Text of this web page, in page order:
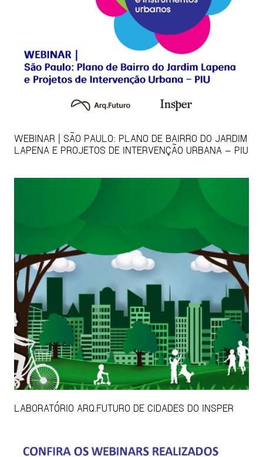
WEBINAR | SÃO PAULO: PLANO DE BAIRRO DO JARDIM
LAPENA E PROJETOS DE INTERVENÇÃO URBANA – PIU
LABORATÓRIO ARQ.FUTURO DE CIDADES DO INSPER